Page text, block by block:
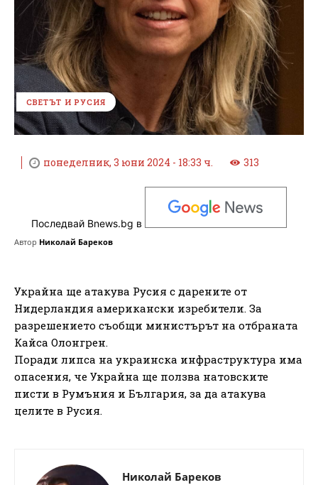
СВЕТЪТ И РУСИЯ
понеделник, 3 юни 2024 - 18:33 ч. 313
Последвай Bnews.bg в
Автор Николай Бареков
Украйна ще атакува Русия с дарените от
Нидерландия американски изребители. За
разрешението съобщи министърът на отбраната
Кайса Олонгрен.
Поради липса на украинска инфраструктура има
опасения, че Украйна ще ползва натовските
писти в Румъния и България, за да атакува
целите в Русия.
Николай Бареков